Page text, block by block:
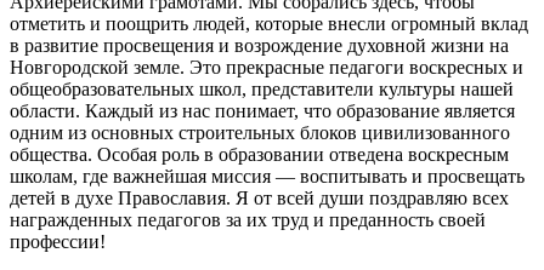
отметить и поощрить людей, которые внесли огромный вклад
в развитие просвещения и возрождение духовной жизни на
Новгородской земле. Это прекрасные педагоги воскресных и
общеобразовательных школ, представители культуры нашей
области. Каждый из нас понимает, что образование является
одним из основных строительных блоков цивилизованного
общества. Особая роль в образовании отведена воскресным
школам, где важнейшая миссия — воспитывать и просвещать
детей в духе Православия. Я от всей души поздравляю всех
награжденных педагогов за их труд и преданность своей
профессии!